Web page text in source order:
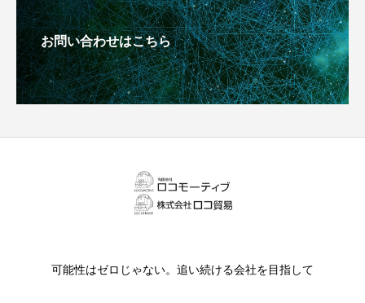
お問い合わせはこちら
可能性はゼロじゃない。追い続ける会社を目指して